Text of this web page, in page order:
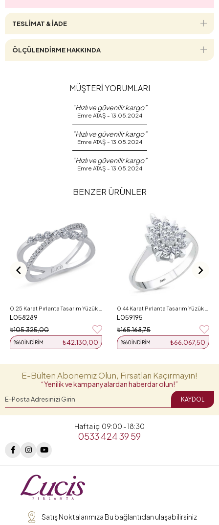
TESLİMAT & İADE
ÖLÇÜLENDİRME HAKKINDA
MÜŞTERİ YORUMLARI
“Hızlı ve güvenilir kargo”
Emre ATAŞ - 13.05.2024
“Hızlı ve güvenilir kargo”
Emre ATAŞ - 13.05.2024
“Hızlı ve güvenilir kargo”
Emre ATAŞ - 13.05.2024
BENZER ÜRÜNLER
L058289
₺42.130,00
%60İNDIRIM
₺105.325,00
L059195
₺66.067,50
%60İNDIRIM
₺165.168,75
E-Bülten Abonemiz Olun, Fırsatları Kaçırmayın!
“Yenilik ve kampanyalardan haberdar olun!”
KAYDOL
Hafta içi 09:00 - 18:30
0533 424 39 59
Satış Noktalarımıza Bu bağlantıdan ulaşabilirsiniz